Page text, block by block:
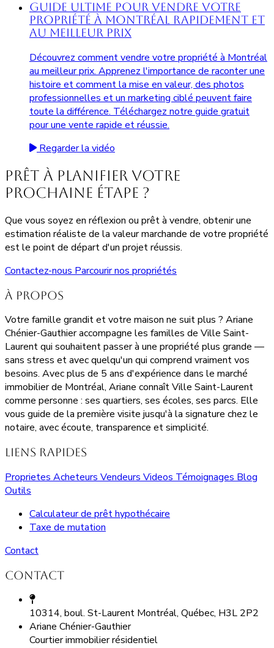
Guide Ultime pour Vendre Votre
Propriété à Montréal Rapidement et
au Meilleur Prix
Découvrez comment vendre votre propriété à Montréal
au meilleur prix. Apprenez l'importance de raconter une
histoire et comment la mise en valeur, des photos
professionnelles et un marketing ciblé peuvent faire
toute la différence. Téléchargez notre guide gratuit
pour une vente rapide et réussie.
Regarder la vidéo
Prêt à planifier votre
prochaine étape ?
Que vous soyez en réflexion ou prêt à vendre, obtenir une
estimation réaliste de la valeur marchande de votre propriété
est le point de départ d'un projet réussis.
Contactez-nous Parcourir nos propriétés
À propos
Votre famille grandit et votre maison ne suit plus ? Ariane
Chénier-Gauthier accompagne les familles de Ville Saint-
Laurent qui souhaitent passer à une propriété plus grande —
sans stress et avec quelqu'un qui comprend vraiment vos
besoins. Avec plus de 5 ans d'expérience dans le marché
immobilier de Montréal, Ariane connaît Ville Saint-Laurent
comme personne : ses quartiers, ses écoles, ses parcs. Elle
vous guide de la première visite jusqu'à la signature chez le
notaire, avec écoute, transparence et simplicité.
Liens rapides
Proprietes Acheteurs Vendeurs Videos Témoignages Blog
Outils
Calculateur de prêt hypothécaire
Taxe de mutation
Contact
Contact
10314, boul. St-Laurent Montréal, Québec, H3L 2P2
Ariane Chénier-Gauthier
Courtier immobilier résidentiel